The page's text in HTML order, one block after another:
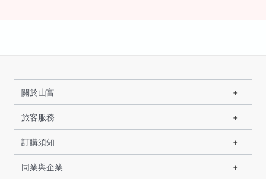
關於山富
旅客服務
訂購須知
同業與企業